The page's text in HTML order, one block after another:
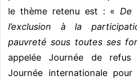
le thème retenu est : « De
l’exclusion à la
pauvreté sous toutes ses
appelée Journée de
Journée internationale pour